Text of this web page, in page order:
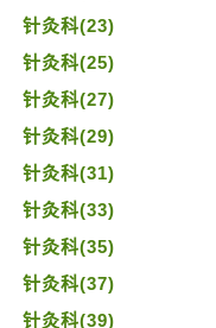
针灸科(23)
针灸科(25)
针灸科(27)
针灸科(29)
针灸科(31)
针灸科(33)
针灸科(35)
针灸科(37)
针灸科(39)